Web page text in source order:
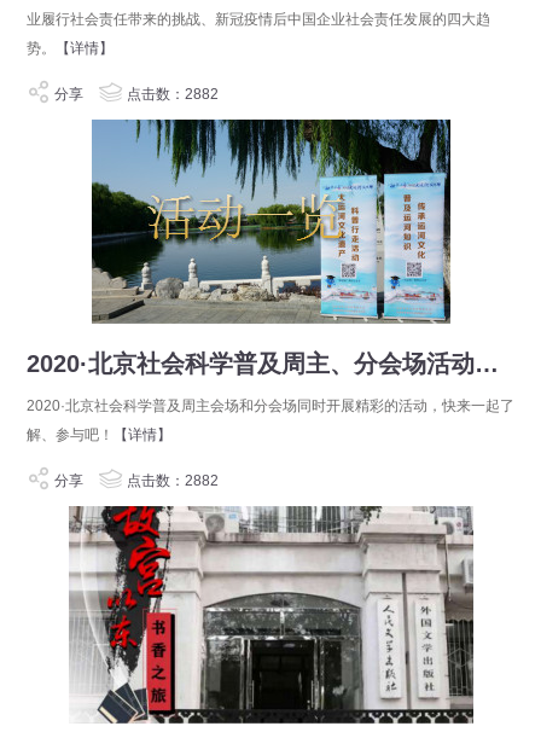
业履行社会责任带来的挑战、新冠疫情后中国企业社会责任发展的四大趋
势。
【详情】
分享 点击数：2882
2020·北京社会科学普及周主、分会场活动一览
2020·北京社会科学普及周主会场和分会场同时开展精彩的活动，快来一起了
解、参与吧！
【详情】
分享 点击数：2882